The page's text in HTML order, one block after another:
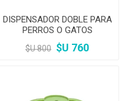
DISPENSADOR DOBLE PARA
PERROS O GATOS
$U 800 $U 760